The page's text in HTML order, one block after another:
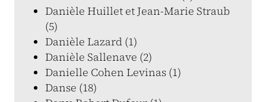
Danièle Huillet et Jean-Marie Straub
(5)
Danièle Lazard (1)
Danièle Sallenave (2)
Danielle Cohen Levinas (1)
Danse (18)